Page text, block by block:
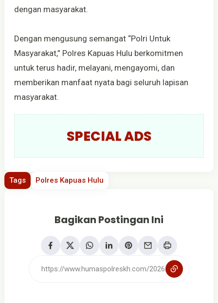
dengan masyarakat.
Dengan mengusung semangat “Polri Untuk
Masyarakat,” Polres Kapuas Hulu berkomitmen
untuk terus hadir, melayani, mengayomi, dan
memberikan manfaat nyata bagi seluruh lapisan
masyarakat.
SPECIAL ADS
Tags Polres Kapuas Hulu
Bagikan Postingan Ini